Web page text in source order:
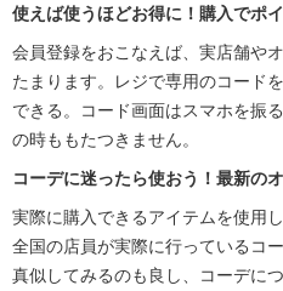
使えば使うほどお得に！購入でポ
会員登録をおこなえば、実店舗や
たまります。レジで専用のコード
できる。コード画面はスマホを振
の時ももたつきません。
コーデに迷ったら使おう！最新の
実際に購入できるアイテムを使用
全国の店員が実際に行っているコ
真似してみるのも良し、コーデに